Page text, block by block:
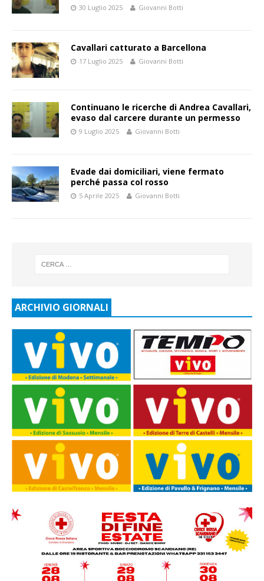
30 Luglio 2025 Giovanni Botti
Cavallari catturato a Barcellona
17 Luglio 2025 Giovanni Botti
Continuano le ricerche di Andrea Cavallari,
evaso dal carcere durante un permesso
9 Luglio 2025 Giovanni Botti
Evade dai domiciliari, viene fermato
perché passa col rosso
5 Aprile 2025 Giovanni Botti
ARCHIVIO GIORNALI